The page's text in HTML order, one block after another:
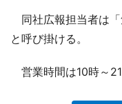
同社広報担当者は「
と呼び掛ける。
営業時間は10時～21